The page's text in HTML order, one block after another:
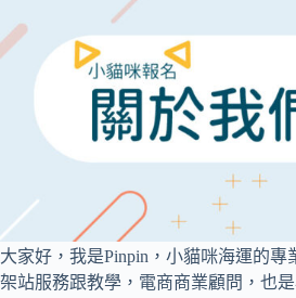
大家好，我是Pinpin，小貓咪海運的專
架站服務跟教學，電商商業顧問，也